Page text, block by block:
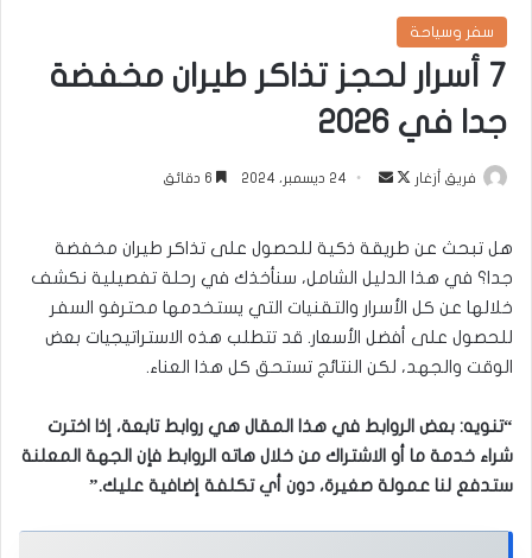
سفر وسياحة
7 أسرار لحجز تذاكر طيران مخفضة
جدا في 2026
فريق أزغار
تابعأرسل
24 ديسمبر، 2024
هل تبحث عن طريقة ذكية للحصول على تذاكر طيران مخفضة
جدا؟ في هذا الدليل الشامل، سنأخذك في رحلة تفصيلية نكشف
خلالها عن كل الأسرار والتقنيات التي يستخدمها محترفو السفر
للحصول على أفضل الأسعار. قد تتطلب هذه الاستراتيجيات بعض
الوقت والجهد، لكن النتائج تستحق كل هذا العناء.
“تنويه: بعض الروابط في هذا المقال هي روابط تابعة، إذا اخترت
شراء خدمة ما أو الاشتراك من خلال هاته الروابط فإن الجهة المعلنة
ستدفع لنا عمولة صغيرة، دون أي تكلفة إضافية عليك.”